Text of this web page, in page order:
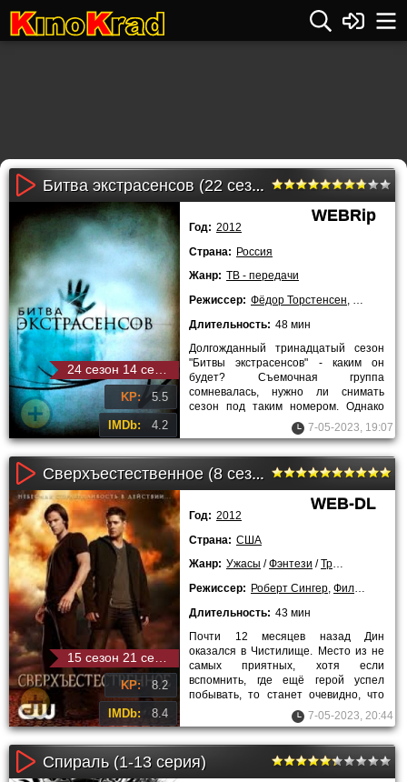
Битва экстрасенсов (22 сезон все серии)
KP: 5.5
IMDb: 4.2
WEBRip
Год: 2012
Страна: Россия
Жанр: ТВ - передачи
Режиссер: Фёдор Торстенсен, Ольга
Длительность: 48 мин
Долгожданный тринадцатый сезон
"Битвы экстрасенсов" - каким он
будет? Съемочная группа
сомневалась, нужно ли снимать
сезон под таким номером. Однако
желающих показать свои умения
7-05-2023, 19:07
Сверхъестественное (8 сезон)
KP: 8.2
IMDb: 8.4
WEB-DL
Год: 2012
Страна: США
Жанр: Ужасы /Фэнтези /Триллеры
Режиссер: Роберт Сингер, Филип Сгрикки
Длительность: 43 мин
Почти 12 месяцев назад Дин
оказался в Чистилище. Место из не
самых приятных, хотя если
вспомнить, где ещё герой успел
побывать, то станет очевидно, что
это было не самое сложное
испытание.
7-05-2023, 20:44
Спираль (1-13 серия)